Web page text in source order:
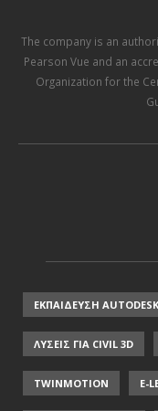
The company is an
Pearson Vue and an
Organization for the
ΕΚΠΑΙΔΕΥΣΗ AUTODESK
ΛΥΣΕΙΣ ΓΙΑ CIVIL 3D
TWINMOTION E-